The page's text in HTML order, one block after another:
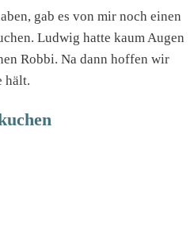
gab es von mir noch einen
Ludwig hatte kaum Augen
Robbi. Na dann hoffen wir
hält.